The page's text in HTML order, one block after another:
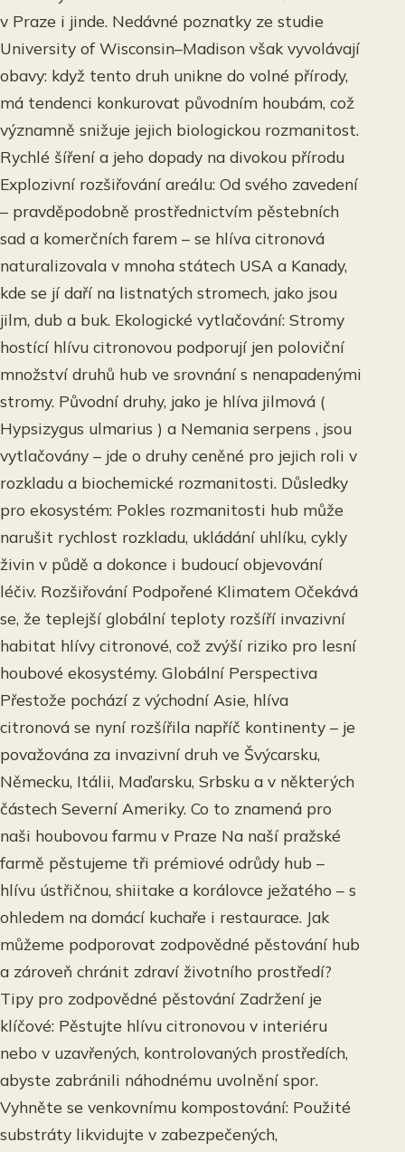
v Praze i jinde. Nedávné poznatky ze studie
University of Wisconsin–Madison však vyvolávají
obavy: když tento druh unikne do volné přírody,
má tendenci konkurovat původním houbám, což
významně snižuje jejich biologickou rozmanitost.
Rychlé šíření a jeho dopady na divokou přírodu
Explozivní rozšiřování areálu: Od svého zavedení
– pravděpodobně prostřednictvím pěstebních
sad a komerčních farem – se hlíva citronová
naturalizovala v mnoha státech USA a Kanady,
kde se jí daří na listnatých stromech, jako jsou
jilm, dub a buk. Ekologické vytlačování: Stromy
hostící hlívu citronovou podporují jen poloviční
množství druhů hub ve srovnání s nenapadenými
stromy. Původní druhy, jako je hlíva jilmová (
Hypsizygus ulmarius ) a Nemania serpens , jsou
vytlačovány – jde o druhy ceněné pro jejich roli v
rozkladu a biochemické rozmanitosti. Důsledky
pro ekosystém: Pokles rozmanitosti hub může
narušit rychlost rozkladu, ukládání uhlíku, cykly
živin v půdě a dokonce i budoucí objevování
léčiv. Rozšiřování Podpořené Klimatem Očekává
se, že teplejší globální teploty rozšíří invazivní
habitat hlívy citronové, což zvýší riziko pro lesní
houbové ekosystémy. Globální Perspectiva
Přestože pochází z východní Asie, hlíva
citronová se nyní rozšířila napříč kontinenty – je
považována za invazivní druh ve Švýcarsku,
Německu, Itálii, Maďarsku, Srbsku a v některých
částech Severní Ameriky. Co to znamená pro
naši houbovou farmu v Praze Na naší pražské
farmě pěstujeme tři prémiové odrůdy hub –
hlívu ústřičnou, shiitake a korálovce ježatého – s
ohledem na domácí kuchaře i restaurace. Jak
můžeme podporovat zodpovědné pěstování hub
a zároveň chránit zdraví životního prostředí?
Tipy pro zodpovědné pěstování Zadržení je
klíčové: Pěstujte hlívu citronovou v interiéru
nebo v uzavřených, kontrolovaných prostředích,
abyste zabránili náhodnému uvolnění spor.
Vyhněte se venkovnímu kompostování: Použité
substráty likvidujte v zabezpečených,